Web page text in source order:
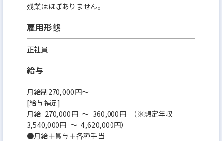
残業はほぼありません。
雇用形態
正社員
給与
月給制270,000円～
[給与補足]
月給 270,000円 ～ 360,000円 （※想定年収
3,540,000円 ～ 4,620,000円）
●月給＋賞与＋各種手当